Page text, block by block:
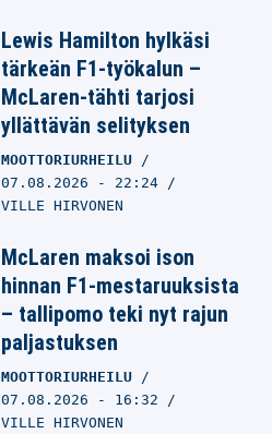
Lewis Hamilton hylkäsi
tärkeän F1-työkalun –
McLaren-tähti tarjosi
yllättävän selityksen
MOOTTORIURHEILU
07.08.2026 - 22:24
VILLE HIRVONEN
McLaren maksoi ison
hinnan F1-mestaruuksista
– tallipomo teki nyt rajun
paljastuksen
MOOTTORIURHEILU
07.08.2026 - 16:32
VILLE HIRVONEN